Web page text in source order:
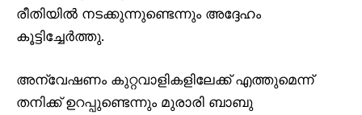
രീതിയിൽ നടക്കുന്നുണ്ടെന്നും അദ്ദേഹം
കൂട്ടിച്ചേർത്തു.
അന്വേഷണം കുറ്റവാളികളിലേക്ക് എത്തുമെന്ന്
തനിക്ക് ഉറപ്പുണ്ടെന്നും മുരാരി ബാബു